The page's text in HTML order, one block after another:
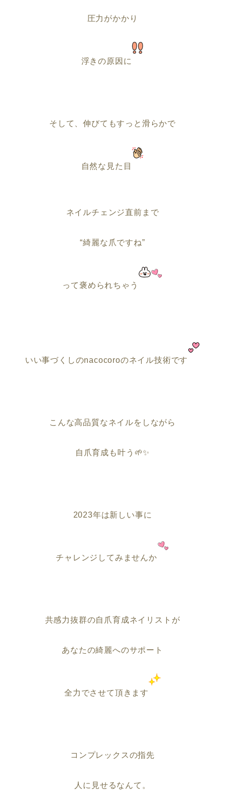
圧力がかかり
浮きの原因に
そして、伸びてもすっと滑らかで
自然な見た目
ネイルチェンジ直前まで
“綺麗な爪ですね”
って褒められちゃう
いい事づくしのnacocoroのネイル技術です
こんな高品質なネイルをしながら
自爪育成も叶う 🌱✨
2023年は新しい事に
チャレンジしてみませんか
共感力抜群の自爪育成ネイリストが
あなたの綺麗へのサポート
全力でさせて頂きます
コンプレックスの指先
人に見せるなんて。